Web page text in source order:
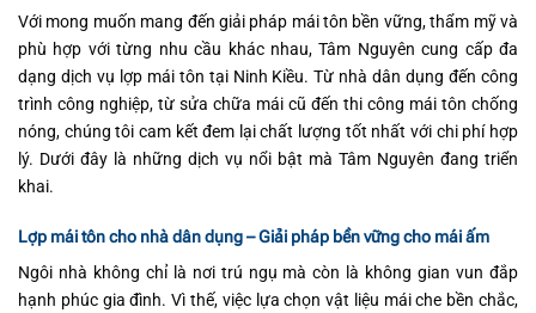
Với mong muốn mang đến giải pháp mái tôn bền vững, thẩm mỹ và
phù hợp với từng nhu cầu khác nhau, Tâm Nguyên cung cấp đa
dạng dịch vụ lợp mái tôn tại Ninh Kiều. Từ nhà dân dụng đến công
trình công nghiệp, từ sửa chữa mái cũ đến thi công mái tôn chống
nóng, chúng tôi cam kết đem lại chất lượng tốt nhất với chi phí hợp
lý. Dưới đây là những dịch vụ nổi bật mà Tâm Nguyên đang triển
khai.
Lợp mái tôn cho nhà dân dụng – Giải pháp bền vững cho mái ấm
Ngôi nhà không chỉ là nơi trú ngụ mà còn là không gian vun đắp
hạnh phúc gia đình. Vì thế, việc lựa chọn vật liệu mái che bền chắc,